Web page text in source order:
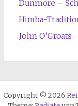
Dunmore –
Himba-
John
Copyright © 2026